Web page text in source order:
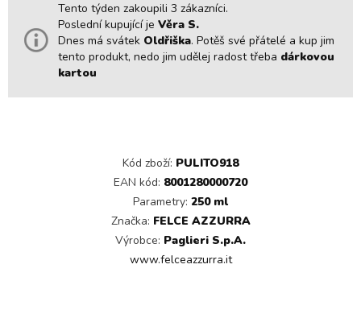
Tento týden zakoupili 3 zákazníci.
Poslední kupující jeVěra S.
Dnes má svátek Oldřiška. Potěš své přátelé a kup jim
tento produkt, nedo jim udělej radost třeba dárkovou
kartou
Kód zboží: PULITO918
EAN kód: 8001280000720
Parametry: 250 ml
Značka: FELCE AZZURRA
Výrobce: Paglieri S.p.A.
www.felceazzurra.it